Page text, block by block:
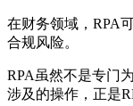
在财务领域，RPA
合规风险。
RPA虽然不是专门
涉及的操作，正是